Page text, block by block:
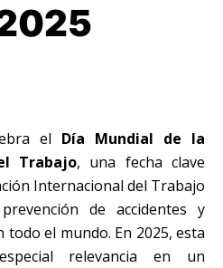
el Día Mundial de la
Trabajo, una fecha clave
Internacional del Trabajo
de accidentes y
el mundo. En 2025, esta
relevancia en un